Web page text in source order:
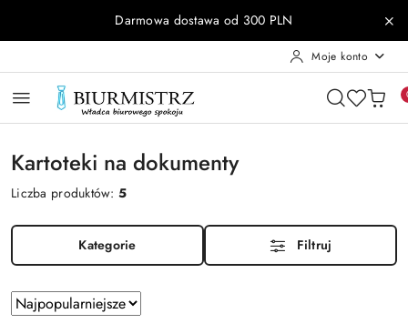
Przejdź do treści głównej
Przejdź do wyszukiwarki
Przejdź do moje konto
Przejdź do menu głównego
Przejdź do stopkiDarmowa dostawa od 300 PLN
Moje konto
Kartoteki na dokumenty
Liczba produktów:5
Kategorie Filtruj
Zastosowano
sortowanie:
Sortuj
według